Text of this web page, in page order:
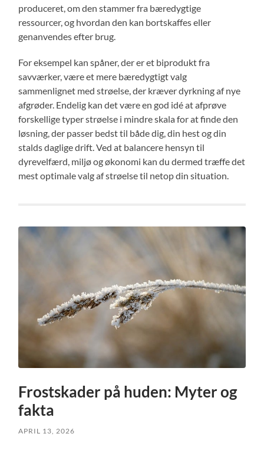
produceret, om den stammer fra bæredygtige
ressourcer, og hvordan den kan bortskaffes eller
genanvendes efter brug.
For eksempel kan spåner, der er et biprodukt fra
savværker, være et mere bæredygtigt valg
sammenlignet med strøelse, der kræver dyrkning af nye
afgrøder. Endelig kan det være en god idé at afprøve
forskellige typer strøelse i mindre skala for at finde den
løsning, der passer bedst til både dig, din hest og din
stalds daglige drift. Ved at balancere hensyn til
dyrevelfærd, miljø og økonomi kan du dermed træffe det
mest optimale valg af strøelse til netop din situation.
Frostskader på huden: Myter og
fakta
APRIL 13, 2026